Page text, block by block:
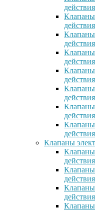
Клапаны
Клапаны
Клапаны
Клапаны
Клапаны
Клапаны
Клапаны
Клапаны
Клапаны
Клапаны
Клапаны
Клапаны